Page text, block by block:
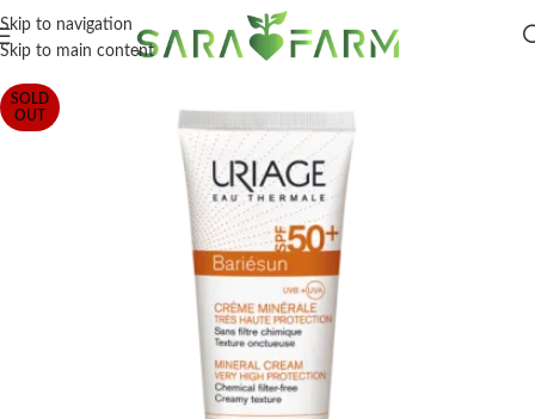
Skip to navigation
Skip to main content
SOLD
OUT